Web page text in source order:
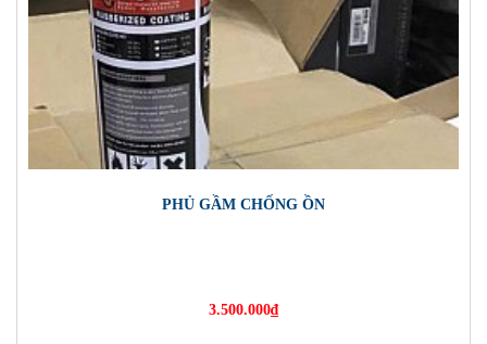
PHỦ GẦM CHỐNG ỒN
3.500.000₫